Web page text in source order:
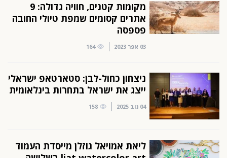
מקומות קטנים, חוויה גדולה: 9
אתרים קסומים שמפת טיולי החובה
פספסה
03 אפר 2023 164
ניצחון כחול-לבן: סטארטאפ ישראלי
ייצג את ישראל בתחרות בינלאומית
04 נוב 2025 158
ליאת אמויאל גוזלן מייסדת העמוד